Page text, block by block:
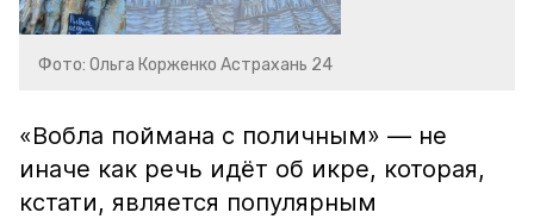
Фото: Ольга Корженко Астрахань 24
«Вобла поймана с поличным» — не
иначе как речь идёт об икре, которая,
кстати, является популярным